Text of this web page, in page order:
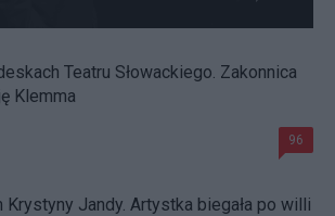
Teatru Słowackiego. Zakonnica
Klemma
96
Krystyny Jandy. Artystka biegała po willi